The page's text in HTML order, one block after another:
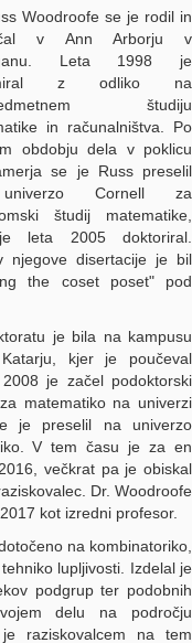
Woodroofe se je rodil in
v Ann Arborju v
Leta 1998 je
z odliko na
študiju
in računalništva. Po
obdobju dela v poklicu
se je Russ preselil
Cornell za
študij matematike,
leta 2005 doktoriral.
njegove disertacije je bil
the coset poset" pod
je bila na kampusu
kjer je poučeval
je začel podoktorski
matematiko na univerzi
je preselil na univerzo
V tem času je za en
večkrat pa je obiskal
Dr. Woodroofe
kot izredni profesor.
na kombinatoriko,
lupljivosti. Izdelal je
podgrup ter podobnih
delu na področju
raziskovalcem na tem